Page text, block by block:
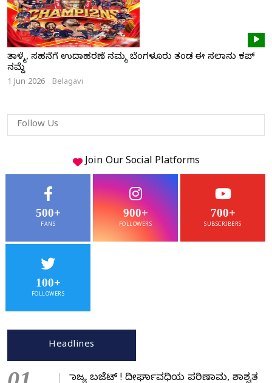
ತಾಳ್ಮೆ, ಸಹನೆಗೆ ಉದಾಹರಣೆ ನಮ್ಮ ಬೆಂಗಳೂರು ತಂಡ ಈ ಸಲಾನು ಕಪ್
ನಮ್ದೆ
1 Jun 2026 Belagavi
Follow Us
Join Our Social Platforms
500+
FANS
900+
FOLLOWERS
700+
SUBSCRIBERS
100+
FOLLOWERS
Headlines
ರಾಜ್ಯ ಬಜೆಟ್ ! ದೀರ್ಘಾವಧಿಯ ಪರಿಣಾಮ, ಶಾಶ್ವತ